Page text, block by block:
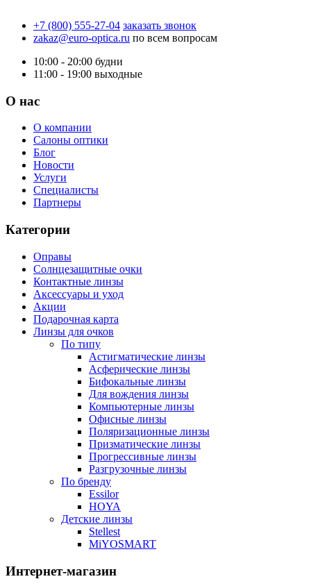
+7 (800) 555-27-04 заказать звонок
zakaz@euro-optica.ru по всем вопросам
10:00 - 20:00 будни
11:00 - 19:00 выходные
О нас
О компании
Салоны оптики
Блог
Новости
Услуги
Специалисты
Партнеры
Категории
Оправы
Солнцезащитные очки
Контактные линзы
Аксессуары и уход
Акции
Подарочная карта
Линзы для очков
По типу
Астигматические линзы
Асферические линзы
Бифокальные линзы
Для вождения линзы
Компьютерные линзы
Офисные линзы
Поляризационные линзы
Призматические линзы
Прогрессивные линзы
Разгрузочные линзы
По бренду
Essilor
HOYA
Детские линзы
Stellest
MiYOSMART
Интернет-магазин